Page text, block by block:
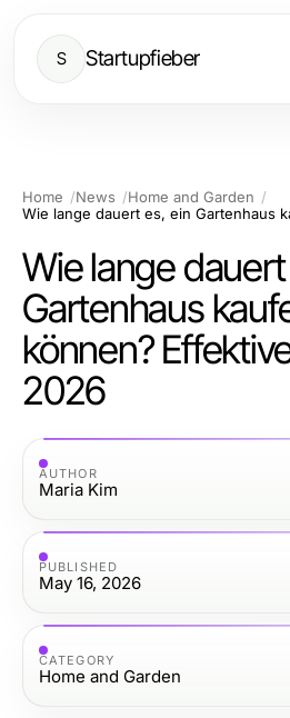
S Startupfieber
Home News
Home and Garden
Wie lange
Gartenhaus
können?
2026
AUTHOR
Maria Kim
PUBLISHED
May 16, 2026
CATEGORY
Home and Garden